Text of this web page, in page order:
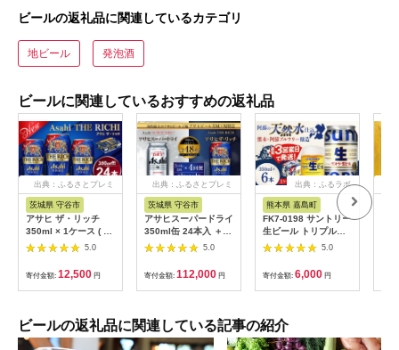
ビールの返礼品に関連しているカテゴリ
地ビール 発泡酒
ビールに関連しているおすすめの返礼品
出典：ふるさとプレミ
茨城県 守谷市
アサヒ ザ・リッチ
350ml × 1ケース ( 24
本 ) | アサヒビール 酒
発泡酒 新ジャンル 第
3のビール ザリッチ
ギフト 内祝い 茨城県
守谷市 酒のみらい
5.0
寄付金額: 12,500 円
出典：ふるさとプレミ
茨城県 守谷市
アサヒスーパードライ
350ml缶 24本入 ＋
アサヒ ザ・リッチ
350ml缶 24本入 3ヶ
月に1回×4回便（定期
便） 発泡酒 新ジャン
ル 第3のビール
5.0
寄付金額: 112,000 円
出典：ふるラボ
熊本県 嘉島町
FK7-0198 サントリー
生ビール トリプル生
350ml ×6缶入り 熊本
県 嘉島町 ビール サン
5.0
寄付金額: 6,000 円
ビールの返礼品に関連している記事の紹介